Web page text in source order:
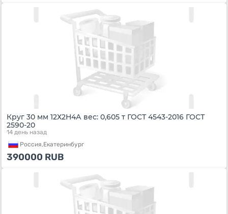
Круг 30 мм 12Х2Н4А вес: 0,605 т ГОСТ 4543-2016 ГОСТ
2590-20
14 день назад
Россия,Екатеринбург
390000 RUB